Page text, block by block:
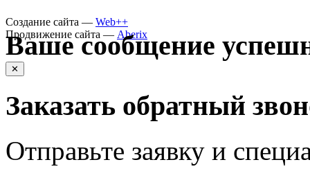
Создание сайта — Web++
Продвижение сайта — Aberix
Ваше сообщение
✕
Заказать обратный
Отправьте заявку и